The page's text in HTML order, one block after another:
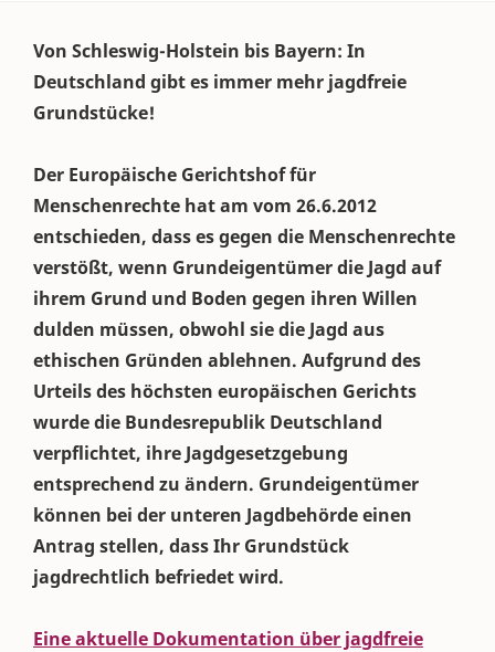
Von Schleswig-Holstein bis Bayern: In
Deutschland gibt es immer mehr jagdfreie
Grundstücke!
Der Europäische Gerichtshof für
Menschenrechte hat am vom 26.6.2012
entschieden, dass es gegen die Menschenrechte
verstößt, wenn Grundeigentümer die Jagd auf
ihrem Grund und Boden gegen ihren Willen
dulden müssen, obwohl sie die Jagd aus
ethischen Gründen ablehnen. Aufgrund des
Urteils des höchsten europäischen Gerichts
wurde die Bundesrepublik Deutschland
verpflichtet, ihre Jagdgesetzgebung
entsprechend zu ändern. Grundeigentümer
können bei der unteren Jagdbehörde einen
Antrag stellen, dass Ihr Grundstück
jagdrechtlich befriedet wird.
Eine aktuelle Dokumentation über jagdfreie